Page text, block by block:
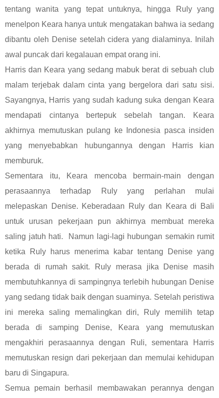
tentang wanita yang tepat untuknya, hingga Ruly yang
menelpon Keara hanya untuk mengatakan bahwa ia sedang
dibantu oleh Denise setelah cidera yang dialaminya. Inilah
awal puncak dari kegalauan empat orang ini.
Harris dan Keara yang sedang mabuk berat di sebuah club
malam terjebak dalam cinta yang bergelora dari satu sisi.
Sayangnya, Harris yang sudah kadung suka dengan Keara
mendapati cintanya bertepuk sebelah tangan. Keara
akhirnya memutuskan pulang ke Indonesia pasca insiden
yang menyebabkan hubungannya dengan Harris kian
memburuk.
Sementara itu, Keara mencoba bermain-main dengan
perasaannya terhadap Ruly yang perlahan mulai
melepaskan Denise. Keberadaan Ruly dan Keara di Bali
untuk urusan pekerjaan pun akhirnya membuat mereka
saling jatuh hati.
Namun lagi-lagi hubungan semakin rumit
ketika Ruly harus menerima kabar tentang Denise yang
berada di rumah sakit. Ruly merasa jika Denise masih
membutuhkannya di sampingnya terlebih hubungan Denise
yang sedang tidak baik dengan suaminya. Setelah peristiwa
ini mereka saling memalingkan diri, Ruly memilih tetap
berada di samping Denise, Keara yang memutuskan
mengakhiri perasaannya dengan Ruli, sementara Harris
memutuskan resign dari pekerjaan dan memulai kehidupan
baru di Singapura.
Semua pemain berhasil membawakan perannya dengan